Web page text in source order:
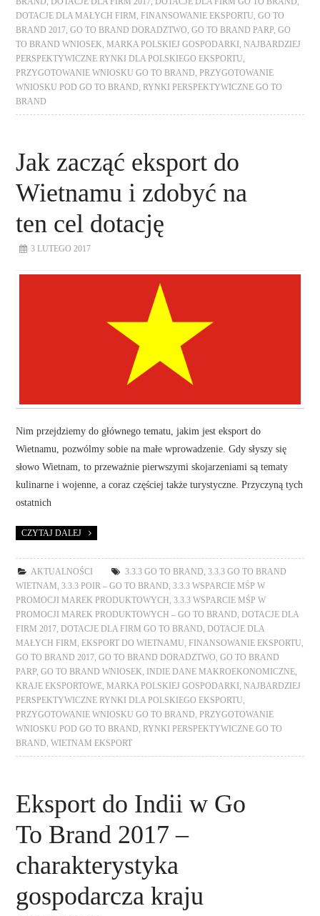
DOTACJE DLA MAŁYCH FIRM ,FINANSOWANIE EKSPORTU ,GO TO
BRAND 2017 ,GO TO BRAND DORADZTWO ,GO TO BRAND PARP ,GO
TO BRAND WNIOSEK ,MARKA POLSKIEJ GOSPODARKI ,NAJBARDZIEJ
PERSPEKTYWICZNE RYNKI DLA POLSKIEGO EKSPORTU
PRZYGOTOWANIE WNIOSKU GO TO BRAND ,PRZYGOTOWANIE
WNIOSKU POD GO TO BRAND ,RYNKI PERSPEKTYWICZNE GO TO
BRAND
Jak zacząć eksport do
Wietnamu i zdobyć na
ten cel dotację
3 LUTEGO 2017
Nim przejdziemy do głównego tematu, jakim jest eksport do
Wietnamu, pozwólmy sobie na małe wprowadzenie. Gdy słyszy się
słowo Wietnam, to przeważnie pierwszymi skojarzeniami są tematy
kulinarne i wojenne, a coraz częściej także turystyczne. Przyczyną tych
ostatnich
CZYTAJ DALEJ
AKTUALNOŚCI 3.3.3 GO TO BRAND ,3.3.3 GO TO BRAND
WIETNAM ,3.3.3 POIR – GO TO BRAND ,3.3.3 WSPARCIE MŚP W
PROMOCJI MAREK PRODUKTOWYCH ,3.3.3 WSPARCIE MŚP W
PROMOCJI MAREK PRODUKTOWYCH – GO TO BRAND ,DOTACJE DLA
FIRM 2017 ,DOTACJE DLA FIRM GO TO BRAND ,DOTACJE DLA
MAŁYCH FIRM ,EKSPORT DO WIETNAMU ,FINANSOWANIE EKSPORTU
GO TO BRAND 2017 ,GO TO BRAND DORADZTWO ,GO TO BRAND
PARP ,GO TO BRAND WNIOSEK INDIE DANE MAKROEKONOMICZNE
KRAJE EKSPORTOWE ,MARKA POLSKIEJ GOSPODARKI ,NAJBARDZIEJ
PERSPEKTYWICZNE RYNKI DLA POLSKIEGO EKSPORTU
PRZYGOTOWANIE WNIOSKU GO TO BRAND ,PRZYGOTOWANIE
WNIOSKU POD GO TO BRAND ,RYNKI PERSPEKTYWICZNE GO TO
BRAND ,WIETNAM EKSPORT
Eksport do Indii w Go
To Brand 2017 –
charakterystyka
gospodarcza kraju